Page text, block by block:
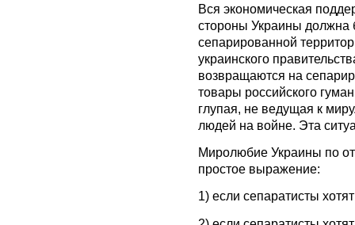
Вся экономическая
стороны Украины должна
сепарированной
украинского
возвращаются на
товары российского
глупая, не ведущая к
людей на войне. Эта
Миролюбие Украины по
простое выражение:
1) если сепаратисты